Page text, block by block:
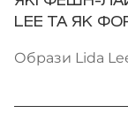
LEE ТА ЯК
Образи Lida